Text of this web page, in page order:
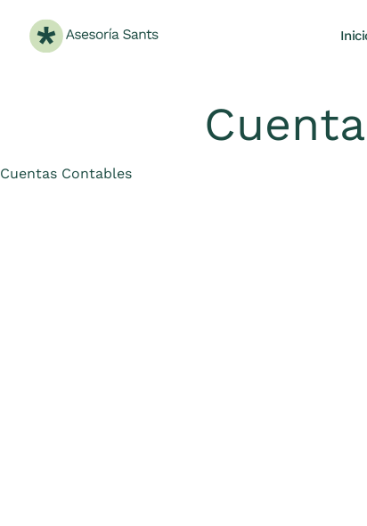
Category
Cuentas Contables